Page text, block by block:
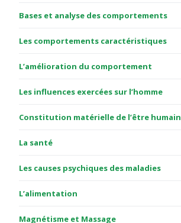
Bases et analyse des comportements
Les comportements caractéristiques
L’amélioration du comportement
Les influences exercées sur l’homme
Constitution matérielle de l’être humain
La santé
Les causes psychiques des maladies
L’alimentation
Magnétisme et Massage